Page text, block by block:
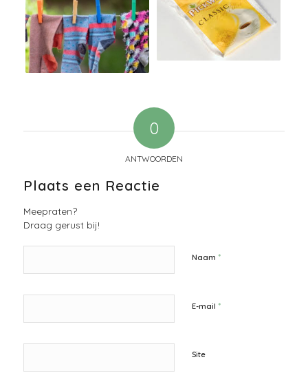
0
ANTWOORDEN
Plaats een Reactie
Meepraten?
Draag gerust bij!
Naam *
E-mail *
Site